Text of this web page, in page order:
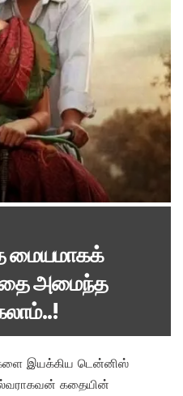
அமைந்த
இயக்கிய டென்னிஸ்
கதையின்